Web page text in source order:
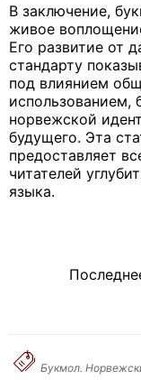
В заключение,
живое
Его развитие от
стандарту
под влиянием
использованием,
норвежской
будущего. Эта
предоставляет
читателей
языка.
Букмол.